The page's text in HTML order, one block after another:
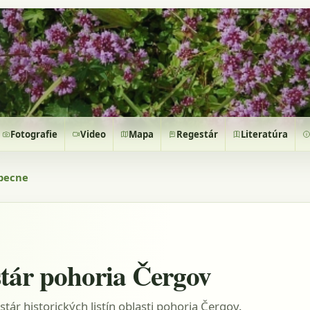
Fotografie Video Mapa Regestár Literatúra
pohoria Čergov
historických listín oblasti pohoria Čergov.